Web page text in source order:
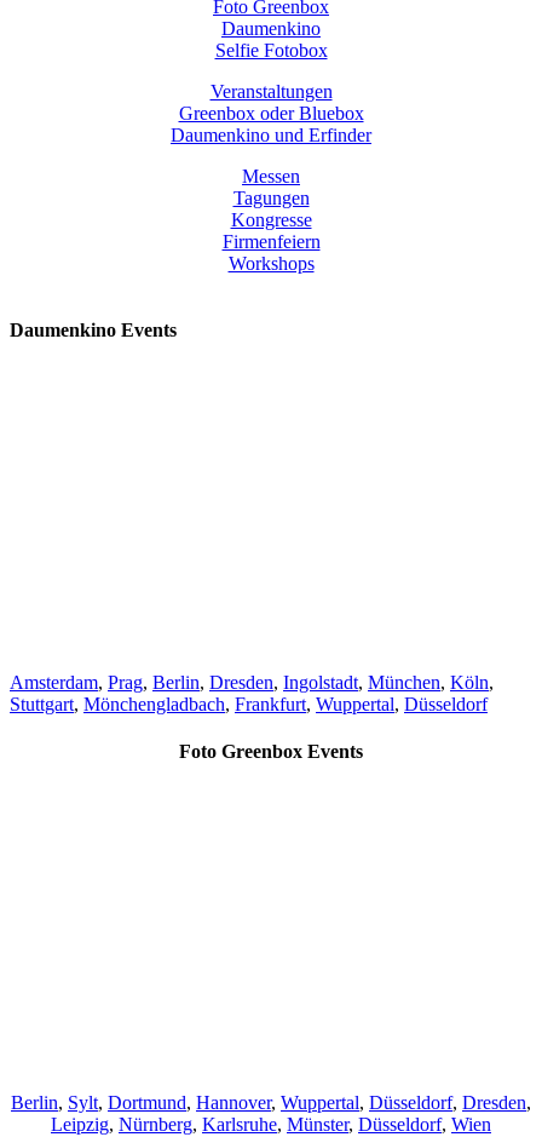
Foto Greenbox
Daumenkino
Selfie Fotobox
Veranstaltungen
Greenbox oder Bluebox
Daumenkino und Erfinder
Messen
Tagungen
Kongresse
Firmenfeiern
Workshops
Daumenkino Events
Amsterdam, Prag, Berlin, Dresden, Ingolstadt, München, Köln,
Stuttgart, Mönchengladbach, Frankfurt, Wuppertal, Düsseldorf
Foto Greenbox Events
Berlin, Sylt, Dortmund, Hannover, Wuppertal, Düsseldorf, Dresden,
Leipzig, Nürnberg, Karlsruhe, Münster, Düsseldorf, Wien